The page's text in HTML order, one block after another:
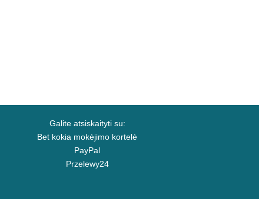
Galite atsiskaityti su:
Bet kokia mokėjimo kortelė
PayPal
Przelewy24